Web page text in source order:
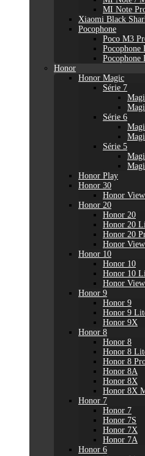
MI Note
Xiaomi Black
Pocophone
Poco M3
Pocophone
Pocophone
Honor
Honor Magic
Série 7
Série 6
Série 5
Honor Play
Honor 30
Honor
Honor 20
Honor 20
Honor 20
Honor 20
Honor
Honor 10
Honor 10
Honor 10
Honor
Honor 9
Honor 9
Honor 9
Honor 9X
Honor 8
Honor 8
Honor 8
Honor 8
Honor 8A
Honor 8X
Honor 8X
Honor 7
Honor 7
Honor 7S
Honor 7X
Honor 7A
Honor 6